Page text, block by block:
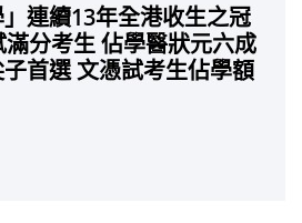
連續13年全港收生之冠
分考生 佔學醫狀元六成
首選 文憑試考生佔學額
」系統助測糖尿黃斑水
案銳減六成 縮短患者輪
頒中國工程界最高榮譽
」 成為今屆醫藥衞生領
文大學鳳凰獎學金」嘉
勵學醫狀元走出課堂放眼
妙手仁醫
Plus方案 精準辨識
因異常「盲點」 降低人
妊娠風險
療新靶點 小鼠實驗證實
有助開創嶄新神經保護療
免疫治療耐藥性機制 揭
除廢餵食」新功能助癌
家共同牽頭跨國肺癌研
性肺癌病人七年無惡化
引起的肺癌有望變成
與病共存
頒「清野裕傑出領袖
名學者榮膺亞洲糖尿病教
區域專家 探討私人醫療
健康覆蓋
首位亞洲研究員 榮獲國
項John K. Lattimer 講座
室到臨床應用」研究突
1藥物可改善嚴重中風康